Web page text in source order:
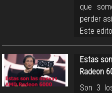
que
perder
Este
Estas
Radeon
Son 3